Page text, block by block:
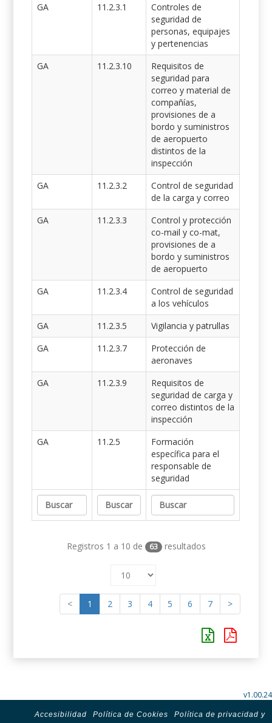
GA
11.2.3.1
Controles de
seguridad de
personas, equipajes
y pertenencias
GA
11.2.3.10
Requisitos de
seguridad para
correo y material de
compañías,
provisiones de a
bordo y suministros
de aeropuerto
distintos de la
inspección
GA
11.2.3.2
Control de seguridad
de la carga y correo
GA
11.2.3.3
Control y protección
co-mail y co-mat,
provisiones de a
bordo y suministros
de aeropuerto
GA
11.2.3.4
Control de seguridad
a los vehículos
GA
11.2.3.5
Vigilancia y patrullas
GA
11.2.3.7
Protección de
aeronaves
GA
11.2.3.9
Requisitos de
seguridad de carga y
correo distintos de la
inspección
GA
11.2.5
Formación
específica para el
responsable de
seguridad
Registros 1 a 10 de 63 resultados
< 1 2 3 4 5 6 7 >
v1.00.24
Accesibilidad Política de Cookies
Política de privacidad y